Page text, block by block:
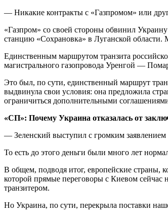
— Никакие контракты с «Газпромом» или
«Газпром» со своей стороны обвинил
станцию «Сохрановка» в Луганской области.
Единственным маршрутом транзита
магистрального газопровода Уренгой —
Это был, по сути, единственный маршрут
выдвинула свои условия: она предложила
ограничиться дополнительными
«СП»: Почему Украина отказалась от
— Зеленский выступил с громким заявлением
То есть до этого деньги были много лет
В общем, подводя итог, европейские страны,
которой прямые переговоры с Киевом
транзитером.
Но Украина, по сути, перекрыла поставки